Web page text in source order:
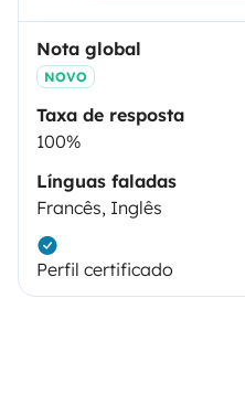
Nota global
NOVO
Taxa de resposta
100%
Línguas faladas
Francês, Inglês
Perfil certificado